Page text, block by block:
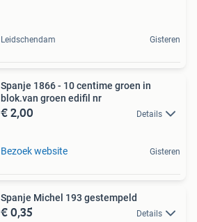
Leidschendam Gisteren
Spanje 1866 - 10 centime groen in
blok.van groen edifil nr
€ 2,00 Details
Bezoek website Gisteren
Spanje Michel 193 gestempeld
€ 0,35 Details